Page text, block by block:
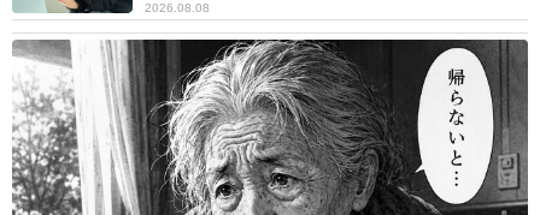
2026.08.08